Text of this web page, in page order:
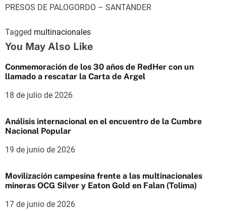
PRESOS DE PALOGORDO – SANTANDER
Tagged multinacionales
You May Also Like
Conmemoración de los 30 años de RedHer con un
llamado a rescatar la Carta de Argel
18 de julio de 2026
Análisis internacional en el encuentro de la Cumbre
Nacional Popular
19 de junio de 2026
Movilización campesina frente a las multinacionales
mineras OCG Silver y Eaton Gold en Falan (Tolima)
17 de junio de 2026